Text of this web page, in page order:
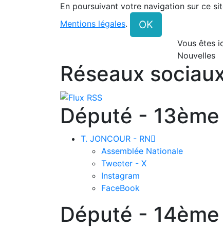
En poursuivant votre navigation sur ce
Mentions légales. OK
Vous êtes
Nouvelles
Réseaux
Député -
T. JONCOUR - RN
Assemblée Nationale
Tweeter - X
Instagram
FaceBook
Député -